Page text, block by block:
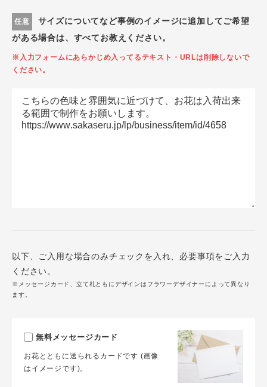
任意
サイズについてなど事例のイメージに追加してご希望
がある場合は、すべてお教えください。
※入力フォームにあらかじめ入ってるテキスト・URLは削除しないで
ください。
以下、ご入用な場合のみチェックを入れ、必要事項をご入力
ください。
※メッセージカード、立て札ともにデザインはフラワーデザイナーによって異なり
ます。
無料メッセージカード
お花とともに送られるカードです (画像
はイメージです)。